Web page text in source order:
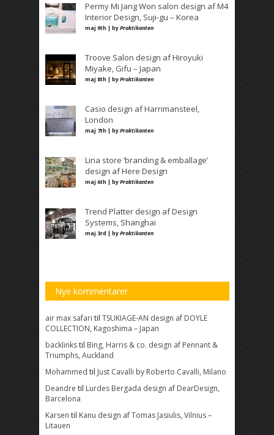
Permy Mi Jang Won salon design af M4
Interior Design, Suji-gu – Korea
maj 9th | byPraktikanten
Troove Salon design af Hiroyuki
Miyake, Gifu – Japan
maj 8th | byPraktikanten
Casio design af Harrimansteel,
London
maj 7th | byPraktikanten
Lina store ‘branding & emballage’
design af Here Design
maj 6th | byPraktikanten
Trend Platter design af Design
Systems, Shanghai
maj 3rd | byPraktikanten
Nye kommentarer
air max safari til TSUKIAGE-AN design af DOYLE
COLLECTION, Kagoshima – Japan
backlinkstil Bing, Harris & co. design af Pennant &
Triumphs, Auckland
Mohammed til Just Cavalli by Roberto Cavalli, Milano
Deandre til Lurdes Bergada design af DearDesign,
Barcelona
Karsen til Kanu design af Tomas Jasiulis, Vilnius –
Litauen